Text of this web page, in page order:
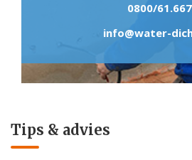
0800/61.667
info@water-
Tips & advies